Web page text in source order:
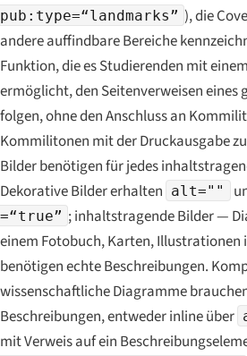
pub:type=“landmarks” ), die
andere auffindbare Bereiche
Funktion, die es Studierenden mit
ermöglicht, den Seitenverweisen eines
folgen, ohne den Anschluss an
Kommilitonen mit der Druckausgabe
Bilder benötigen für jedes
Dekorative Bilder erhalten alt=""
=“true” ; inhaltstragende Bilder —
einem Fotobuch, Karten,
benötigen echte Beschreibungen.
wissenschaftliche Diagramme
Beschreibungen, entweder inline über
mit Verweis auf ein